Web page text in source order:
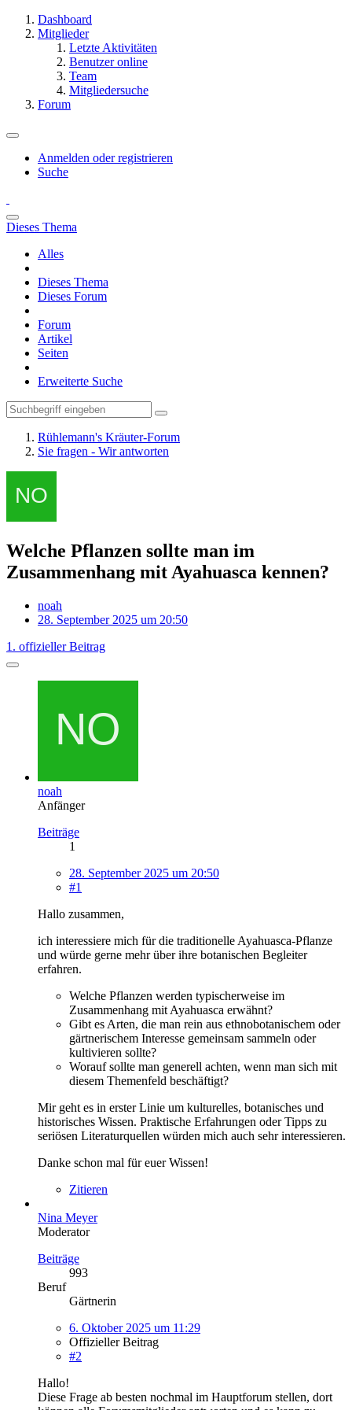
Dashboard
Mitglieder
Letzte Aktivitäten
Benutzer online
Team
Mitgliedersuche
Forum
Anmelden oder registrieren
Suche
Dieses Thema
Alles
Dieses Thema
Dieses Forum
Forum
Artikel
Seiten
Erweiterte Suche
Rühlemann's Kräuter-Forum
Sie fragen - Wir antworten
Welche Pflanzen sollte man im
Zusammenhang mit Ayahuasca kennen?
noah
28. September 2025 um 20:50
1. offizieller Beitrag
noah
Anfänger
Beiträge
1
28. September 2025 um 20:50
#1
Hallo zusammen,
ich interessiere mich für die traditionelle Ayahuasca-Pflanze
und würde gerne mehr über ihre botanischen Begleiter
erfahren.
Welche Pflanzen werden typischerweise im
Zusammenhang mit Ayahuasca erwähnt?
Gibt es Arten, die man rein aus ethnobotanischem oder
gärtnerischem Interesse gemeinsam sammeln oder
kultivieren sollte?
Worauf sollte man generell achten, wenn man sich mit
diesem Themenfeld beschäftigt?
Mir geht es in erster Linie um kulturelles, botanisches und
historisches Wissen. Praktische Erfahrungen oder Tipps zu
seriösen Literaturquellen würden mich auch sehr interessieren.
Danke schon mal für euer Wissen!
Zitieren
Nina Meyer
Moderator
Beiträge
993
Beruf
Gärtnerin
6. Oktober 2025 um 11:29
Offizieller Beitrag
#2
Hallo!
Diese Frage ab besten nochmal im Hauptforum stellen, dort